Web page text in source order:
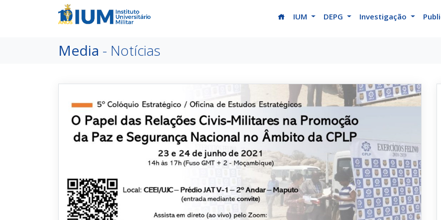
(current)
IUM DEPG Investigação
Media - Notícias